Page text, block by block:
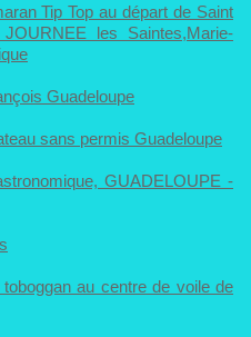
Tip Top au départ de Saint
les Saintes,Marie-
Guadeloupe
sans permis Guadeloupe
GUADELOUPE -
au centre de voile de